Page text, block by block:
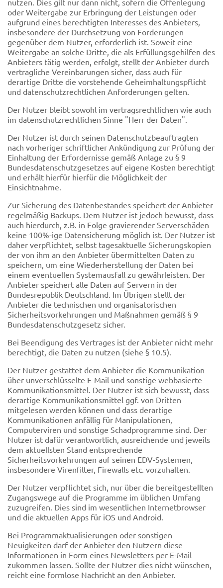
oder Weitergabe zur Erbringung der Leistungen oder
aufgrund eines berechtigten Interesses des Anbieters,
insbesondere der Durchsetzung von Forderungen
gegenüber dem Nutzer, erforderlich ist. Soweit eine
Weitergabe an solche Dritte, die als Erfüllungsgehilfen des
Anbieters tätig werden, erfolgt, stellt der Anbieter durch
vertragliche Vereinbarungen sicher, dass auch für
derartige Dritte die vorstehende Geheimhaltungspflicht
und datenschutzrechtlichen Anforderungen gelten.
Der Nutzer bleibt sowohl im vertragsrechtlichen wie auch
im datenschutzrechtlichen Sinne "Herr der Daten".
Der Nutzer ist durch seinen Datenschutzbeauftragten
nach vorheriger schriftlicher Ankündigung zur Prüfung der
Einhaltung der Erfordernisse gemäß Anlage zu § 9
Bundesdatenschutzgesetzes auf eigene Kosten berechtigt
und erhält hierfür hierfür die Möglichkeit der
Einsichtnahme.
Zur Sicherung des Datenbestandes speichert der Anbieter
regelmäßig Backups. Dem Nutzer ist jedoch bewusst, dass
auch hierdurch, z.B. in Folge gravierender Serverschäden
keine 100%-ige Datensicherung möglich ist. Der Nutzer ist
daher verpflichtet, selbst tagesaktuelle Sicherungskopien
der von ihm an den Anbieter übermittelten Daten zu
speichern, um eine Wiederherstellung der Daten bei
einem eventuellen Systemausfall zu gewährleisten. Der
Anbieter speichert alle Daten auf Servern in der
Bundesrepublik Deutschland. Im Übrigen stellt der
Anbieter die technischen und organisatorischen
Sicherheitsvorkehrungen und Maßnahmen gemäß § 9
Bundesdatenschutzgesetz sicher.
Bei Beendigung des Vertrages ist der Anbieter nicht mehr
berechtigt, die Daten zu nutzen (siehe § 10.5).
Der Nutzer gestattet dem Anbieter die Kommunikation
über unverschlüsselte E-Mail und sonstige webbasierte
Kommunikationsmittel. Der Nutzer ist sich bewusst, dass
derartige Kommunikationsmittel ggf. von Dritten
mitgelesen werden können und dass derartige
Kommunikationen anfällig für Manipulationen,
Computerviren und sonstige Schadprogramme sind. Der
Nutzer ist dafür verantwortlich, ausreichende und jeweils
dem aktuellsten Stand entsprechende
Sicherheitsvorkehrungen auf seinen EDV-Systemen,
insbesondere Virenfilter, Firewalls etc. vorzuhalten.
Der Nutzer verpflichtet sich, nur über die bereitgestellten
Zugangswege auf die Programme im üblichen Umfang
zuzugreifen. Dies sind im wesentlichen Internetbrowser
und die aktuellen Apps für iOS und Android.
Bei Programmaktualisierungen oder sonstigen
Neuigkeiten darf der Anbieter den Nutzern diese
Informationen in Form eines Newsletters per E-Mail
zukommen lassen. Sollte der Nutzer dies nicht wünschen,
reicht eine formlose Nachricht an den Anbieter.